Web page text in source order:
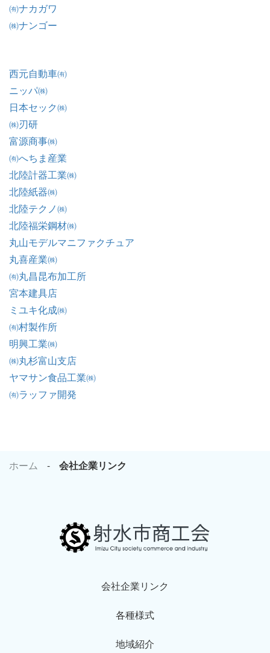
㈲ナカガワ
㈱ナンゴー
西元自動車㈲
ニッパ㈱
日本セック㈱
㈱刃研
富源商事㈱
㈲へちま産業
北陸計器工業㈱
北陸紙器㈱
北陸テクノ㈱
北陸福栄鋼材㈱
丸山モデルマニファクチュア
丸喜産業㈱
㈲丸昌昆布加工所
宮本建具店
ミユキ化成㈱
㈲村製作所
明興工業㈱
㈱丸杉富山支店
ヤマサン食品工業㈱
㈲ラッファ開発
ホーム 会社企業リンク
会社企業リンク
各種様式
地域紹介